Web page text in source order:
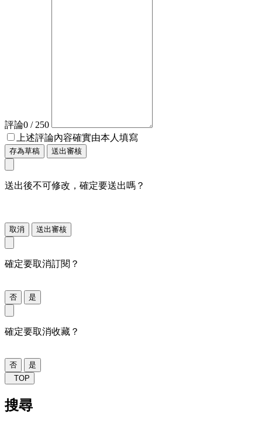
評論0 / 250
上述評論內容確實由本人填寫
存為草稿 送出審核
送出後不可修改，確定要送出嗎？
取消 送出審核
確定要取消訂閱？
否 是
確定要取消收藏？
否
是
TOP
搜尋